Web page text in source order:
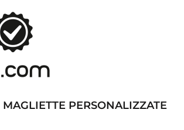
MAGLIETTE PERSONALIZZATE
ALTA VISIBILITA'